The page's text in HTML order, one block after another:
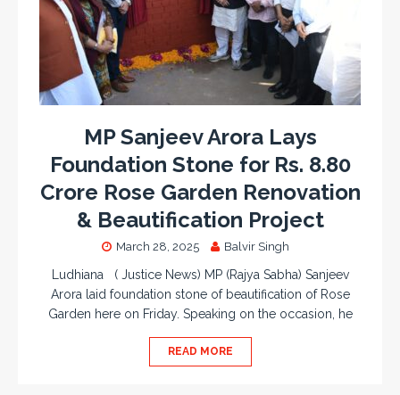
MP Sanjeev Arora Lays
Foundation Stone for Rs. 8.80
Crore Rose Garden Renovation
& Beautification Project
March 28, 2025 Balvir Singh
Ludhiana ( Justice News) MP (Rajya Sabha) Sanjeev
Arora laid foundation stone of beautification of Rose
Garden here on Friday. Speaking on the occasion, he
READ MORE